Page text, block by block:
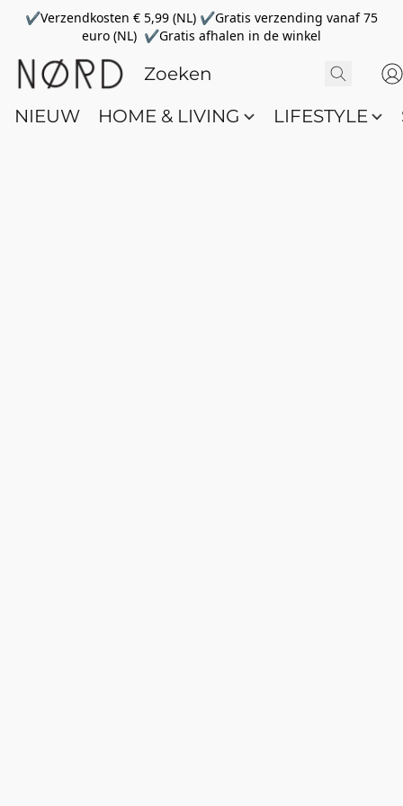
✔Verzendkosten € 5,99 (NL) ✔Gratis verzending vanaf 75
euro (NL) ✔Gratis afhalen in de winkel
NIEUW HOME & LIVING LIFESTYLE